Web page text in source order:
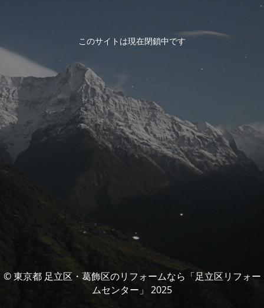
このサイトは現在閉鎖中です
© 東京都 足立区・葛飾区のリフォームなら「足立区リフォー
ムセンター」 2025